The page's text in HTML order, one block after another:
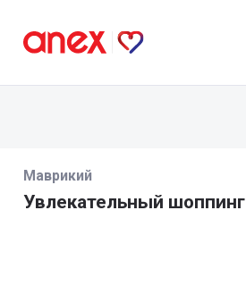
Маврикий
Увлекательный шоппинг